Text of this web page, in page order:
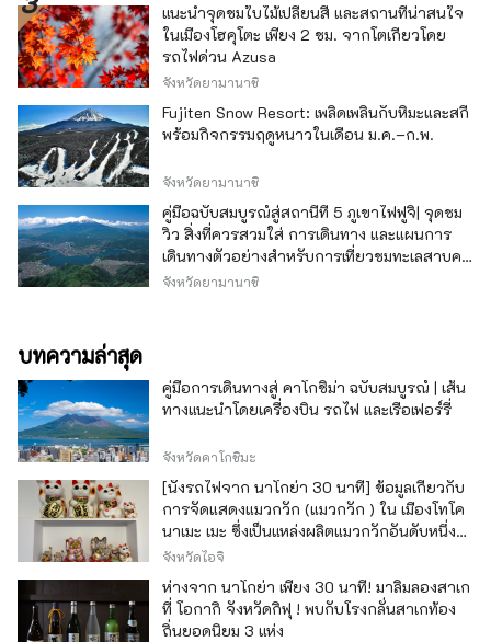
แนะนำจุดชมใบไม้เปลี่ยนสี และสถานที่น่าสนใจ
ในเมืองโฮคุโตะ เพียง 2 ชม. จากโตเกียวโดย
รถไฟด่วน Azusa
จังหวัดยามานาชิ
Fujiten Snow Resort: เพลิดเพลินกับหิมะและสกี
พร้อมกิจกรรมฤดูหนาวในเดือน ม.ค.–ก.พ.
จังหวัดยามานาชิ
คู่มือฉบับสมบูรณ์สู่สถานีที่ 5 ภูเขาไฟฟูจิ| จุดชม
วิว สิ่งที่ควรสวมใส่ การเดินทาง และแผนการ
เดินทางตัวอย่างสำหรับการเที่ยวชมทะเลสาบคา
วากุจิ
จังหวัดยามานาชิ
บทความล่าสุด
คู่มือการเดินทางสู่ คาโกชิม่า ฉบับสมบูรณ์ | เส้น
ทางแนะนำโดยเครื่องบิน รถไฟ และเรือเฟอร์รี่
จังหวัดคาโกชิมะ
[นั่งรถไฟจาก นาโกย่า 30 นาที] ข้อมูลเกี่ยวกับ
การจัดแสดงแมวกวัก (แมวกวัก ) ใน เมืองโทโค
นาเมะ เมะ ซึ่งเป็นแหล่งผลิตแมวกวักอันดับหนึ่ง
ของญี่ปุ่น
จังหวัดไอจิ
ห่างจาก นาโกย่า เพียง 30 นาที! มาลิ้มลองสาเก
ที่ โอกากิ จังหวัดกิฟุ ! พบกับโรงกลั่นสาเกท้อง
ถิ่นยอดนิยม 3 แห่ง